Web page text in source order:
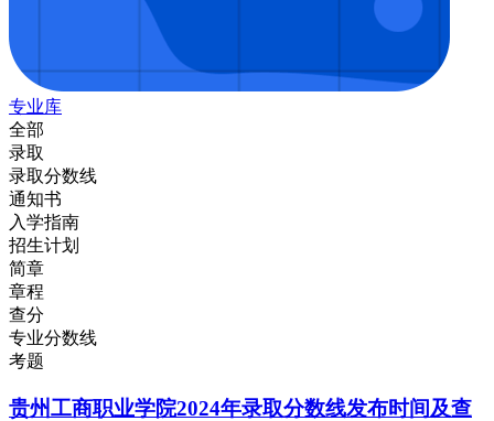
专业库
全部
录取
录取分数线
通知书
入学指南
招生计划
简章
章程
查分
专业分数线
考题
贵州工商职业学院2024年录取分数线发布时间及查